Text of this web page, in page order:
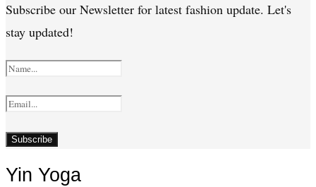
Subscribe our Newsletter for latest fashion update. Let's
stay updated!
Yin Yoga